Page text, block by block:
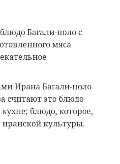
Багали-поло с
мяса
Ирана Багали-поло
считают это блюдо
блюдо, которое,
культуры.